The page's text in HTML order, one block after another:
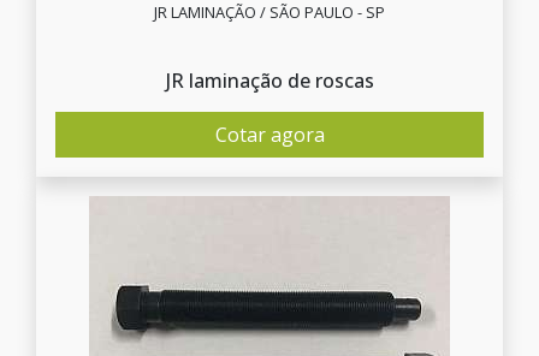
JR LAMINAÇÃO / SÃO PAULO - SP
JR laminação de roscas
Cotar agora